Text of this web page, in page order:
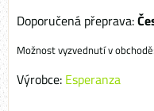
Výrobce: Esperanza